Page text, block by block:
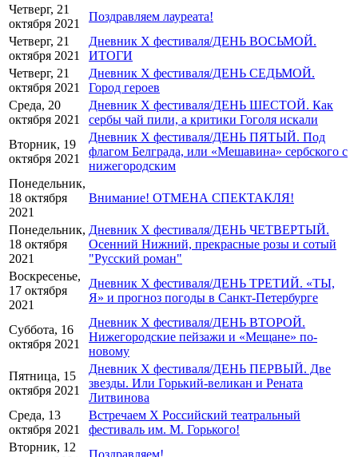
Четверг, 21
октября 2021
Поздравляем лауреата!
Четверг, 21
октября 2021
Дневник X фестиваля/ДЕНЬ ВОСЬМОЙ.
ИТОГИ
Четверг, 21
октября 2021
Дневник X фестиваля/ДЕНЬ СЕДЬМОЙ.
Город героев
Среда, 20
октября 2021
Дневник X фестиваля/ДЕНЬ ШЕСТОЙ. Как
сербы чай пили, а критики Гоголя искали
Вторник, 19
октября 2021
Дневник X фестиваля/ДЕНЬ ПЯТЫЙ. Под
флагом Белграда, или «Мешавина» сербского с
нижегородским
Понедельник,
18 октября
2021
Внимание! ОТМЕНА СПЕКТАКЛЯ!
Понедельник,
18 октября
2021
Дневник X фестиваля/ДЕНЬ ЧЕТВЕРТЫЙ.
Осенний Нижний, прекрасные розы и сотый
"Русский роман"
Воскресенье,
17 октября
2021
Дневник X фестиваля/ДЕНЬ ТРЕТИЙ. «ТЫ,
Я» и прогноз погоды в Санкт-Петербурге
Суббота, 16
октября 2021
Дневник X фестиваля/ДЕНЬ ВТОРОЙ.
Нижегородские пейзажи и «Мещане» по-
новому
Пятница, 15
октября 2021
Дневник X фестиваля/ДЕНЬ ПЕРВЫЙ. Две
звезды. Или Горький-великан и Рената
Литвинова
Среда, 13
октября 2021
Встречаем Х Российский театральный
фестиваль им. М. Горького!
Вторник, 12